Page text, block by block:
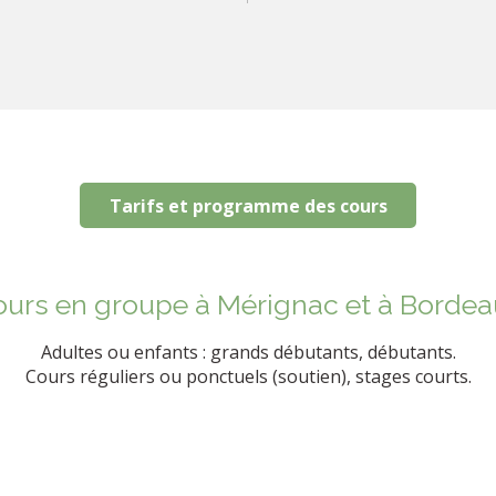
Tarifs et programme des cours
en groupe à Mérignac et à
​Adultes ou enfants : grands débutants, débutants.
Cours réguliers ou ponctuels (soutien), stages courts.​